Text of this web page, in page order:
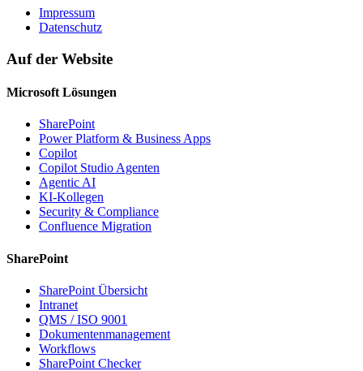
Impressum
Datenschutz
Auf der Website
Microsoft Lösungen
SharePoint
Power Platform & Business Apps
Copilot
Copilot Studio Agenten
Agentic AI
KI-Kollegen
Security & Compliance
Confluence Migration
SharePoint
SharePoint Übersicht
Intranet
QMS / ISO 9001
Dokumentenmanagement
Workflows
SharePoint Checker